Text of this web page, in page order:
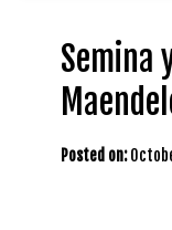
Semina
Posted on: